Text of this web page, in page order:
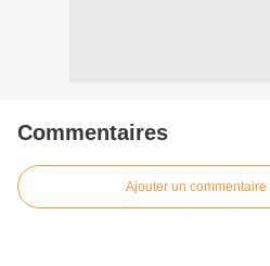
Commentaires
Ajouter un commentaire